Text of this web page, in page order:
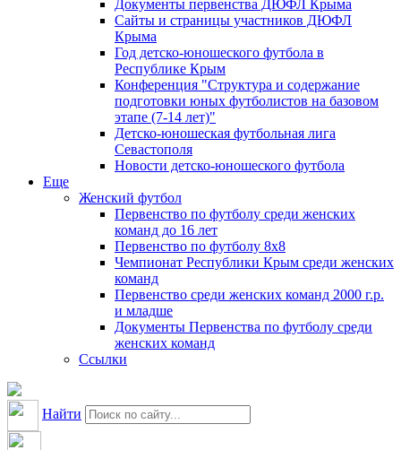
Документы первенства ДЮФЛ Крыма
Сайты и страницы участников ДЮФЛ
Крыма
Год детско-юношеского футбола в
Республике Крым
Конференция "Структура и содержание
подготовки юных футболистов на базовом
этапе (7-14 лет)"
Детско-юношеская футбольная лига
Севастополя
Новости детско-юношеского футбола
Еще
Женский футбол
Первенство по футболу среди женских
команд до 16 лет
Первенство по футболу 8х8
Чемпионат Республики Крым среди женских
команд
Первенство среди женских команд 2000 г.р.
и младше
Документы Первенства по футболу среди
женских команд
Ссылки
Найти